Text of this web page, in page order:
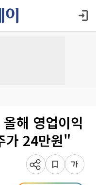
해 영업이익
가 24만원"